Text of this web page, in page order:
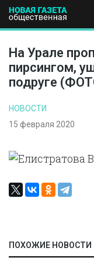
ПОЛИТИКА
На Урале
пирсингом,
подруге
НОВОСТИ
15 февраля 2020
ПОХОЖИЕ НОВОСТИ